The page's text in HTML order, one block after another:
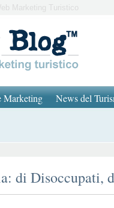
Marketing Turistico
Marketing News del
di Disoccupati,